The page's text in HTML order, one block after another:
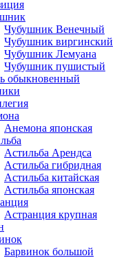
Чубушник Венечный
Чубушник виргинский
Чубушник Лемуана
Чубушник пушистый
обыкновенный
Анемона японская
Астильба Арендса
Астильба гибридная
Астильба китайская
Астильба японская
Астранция крупная
Барвинок большой